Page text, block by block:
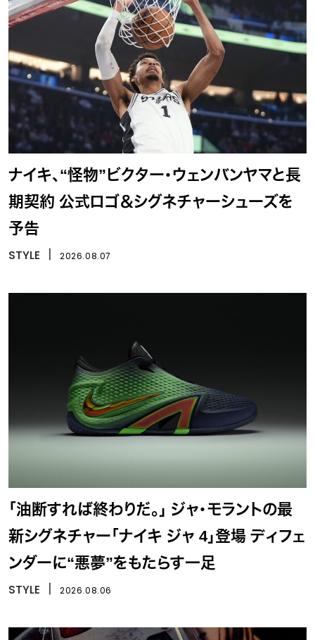
ナイキ、“怪物”ビクター・ウェンバンヤマと長
期契約 公式ロゴ＆シグネチャーシューズを
予告
STYLE 2026.08.07
「油断すれば終わりだ。」 ジャ・モラントの最
新シグネチャー「ナイキ ジャ 4」登場 ディフェ
ンダーに“悪夢”をもたらす一足
STYLE 2026.08.06